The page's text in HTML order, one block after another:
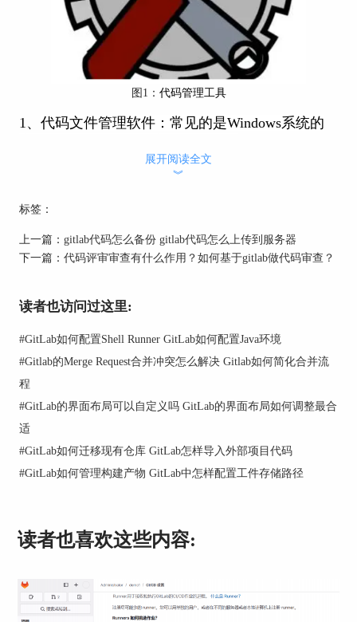
图1： 代码管理工具
1、 代码文件管理软件：常见的是Windows系统的
2、本地代码版本管理工具：常见的是Git和SVN
Github、Bitbucket
二、代码管理工具推荐
码冲突，提高代码质量，
1、GitLab代码管理工具
GitLab是一个用于仓库管理系统的开源项目，基于
git的开源代码管理平台, 并在此基础上搭建起来的
于以下几点。
（1）强大的管理系统。
（4）可以多人协同工作。
（6）速度快、灵活。
展开阅读全文
︾
标签：
上一篇： gitlab代码怎么备份 gitlab代码怎么上传到服务器
下一篇： 代码评审审查有什么作用？如何基于gitlab做代码审查？
读者也访问过这里:
#GitLab如何配置Shell Runner GitLab如何配置Java环境
#Gitlab的Merge Request合并冲突怎么解决 Gitlab如何简化合并流
程
#GitLab的界面布局可以自定义吗 GitLab的界面布局如何调整最合
适
#GitLab如何迁移现有仓库 GitLab怎样导入外部项目代码
#GitLab如何管理构建产物 GitLab中怎样配置工件存储路径
读者也喜欢这些内容: